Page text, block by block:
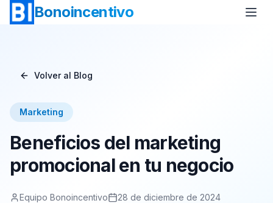
Bonoincentivo
Bono Vuelo
Bono Minicrucero
Volver al Blog
Marketing
Beneficios del marketing
promocional en tu negocio
Equipo Bonoincentivo
28 de diciembre de 2024